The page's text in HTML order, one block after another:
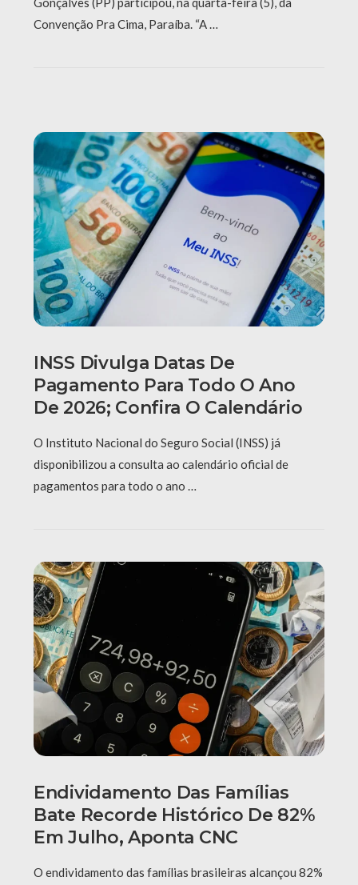
Convenção Pra Cima, Paraíba. “A …
INSS Divulga Datas De
Pagamento Para Todo O Ano
De 2026; Confira O Calendário
O Instituto Nacional do Seguro Social (INSS) já
disponibilizou a consulta ao calendário oficial de
pagamentos para todo o ano …
Endividamento Das Famílias
Bate Recorde Histórico De 82%
Em Julho, Aponta CNC
O endividamento das famílias brasileiras alcançou 82%